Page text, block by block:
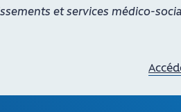
et services médico-